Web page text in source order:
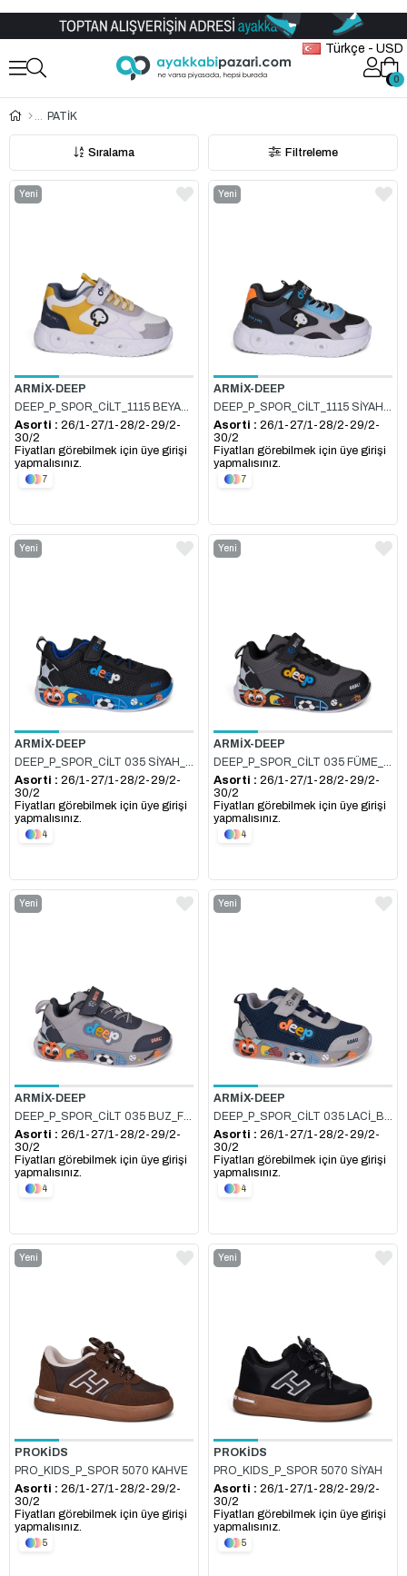
Türkçe - USD
00
PATİK
Filtreleme
Sıralama
ARMİX-DEEP
DEEP_P_SPOR_CİLT_1115 BEYAZ_SARI
Yeni
Asorti : 26/1-27/1-28/2-29/2-
30/2
Fiyatları görebilmek için üye girişi
yapmalısınız.
7
ARMİX-DEEP
DEEP_P_SPOR_CİLT_1115 SİYAH_B.MAVİ
Yeni
Asorti : 26/1-27/1-28/2-29/2-
30/2
Fiyatları görebilmek için üye girişi
yapmalısınız.
7
ARMİX-DEEP
Yeni
Asorti : 26/1-27/1-28/2-29/2-
30/2
Fiyatları görebilmek için üye girişi
yapmalısınız.
4
ARMİX-DEEP
Yeni
Asorti : 26/1-27/1-28/2-29/2-
30/2
Fiyatları görebilmek için üye girişi
yapmalısınız.
4
ARMİX-DEEP
DEEP_P_SPOR_CİLT 035 BUZ_FÜME
Yeni
Asorti : 26/1-27/1-28/2-29/2-
30/2
Fiyatları görebilmek için üye girişi
yapmalısınız.
4
ARMİX-DEEP
DEEP_P_SPOR_CİLT 035 LACİ_BUZ
Yeni
Asorti : 26/1-27/1-28/2-29/2-
30/2
Fiyatları görebilmek için üye girişi
yapmalısınız.
4
PROKİDS
PRO_KIDS_P_SPOR 5070 KAHVE
Yeni
Asorti : 26/1-27/1-28/2-29/2-
30/2
Fiyatları görebilmek için üye girişi
yapmalısınız.
5
PROKİDS
PRO_KIDS_P_SPOR 5070 SİYAH
Yeni
Asorti : 26/1-27/1-28/2-29/2-
30/2
Fiyatları görebilmek için üye girişi
yapmalısınız.
5